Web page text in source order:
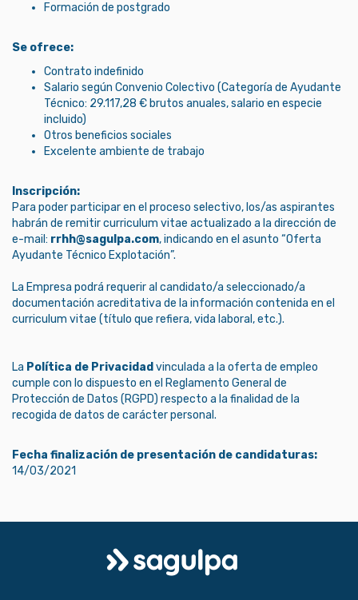
Formación de postgrado
Se ofrece:
Contrato indefinido
Salario según Convenio Colectivo (Categoría de Ayudante
Técnico: 29.117,28 € brutos anuales, salario en especie
incluido)
Otros beneficios sociales
Excelente ambiente de trabajo
Inscripción:
Para poder participar en el proceso selectivo, los/as aspirantes
habrán de remitir curriculum vitae actualizado a la dirección de
e-mail: rrhh@sagulpa.com, indicando en el asunto “Oferta
Ayudante Técnico Explotación”.
La Empresa podrá requerir al candidato/a seleccionado/a
documentación acreditativa de la información contenida en el
curriculum vitae (título que refiera, vida laboral, etc.).
La Política de Privacidad vinculada a la oferta de empleo
cumple con lo dispuesto en el Reglamento General de
Protección de Datos (RGPD) respecto a la finalidad de la
recogida de datos de carácter personal.
Fecha finalización de presentación de candidaturas:
14/03/2021
Logo